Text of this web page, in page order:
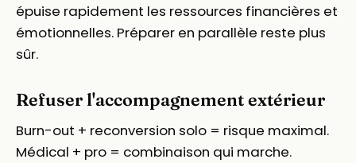
épuise rapidement les ressources financières et
émotionnelles. Préparer en parallèle reste plus
sûr.
Refuser l'accompagnement extérieur
Burn-out + reconversion solo = risque maximal.
Médical + pro = combinaison qui marche.